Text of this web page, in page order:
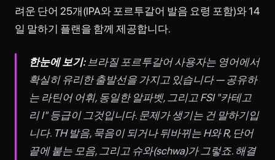
려운 단어 25개(IPA와 포르투갈어 발음 요령 포함)와 14
일 말하기 플랜을 함께 제공합니다.
한눈에 보기:브라질 포르투갈어 사용자는 영어에서
확실히 유리한 출발선을 가지고 있습니다 — 공유하
는 라틴어 어휘, 동일한 알파벳, 그리고 FSI "카테고
리 I" 등급이 그것입니다. 문제가 생기는 건 말하기입
니다. TH 발음, 묵음이 되거나 뒤바뀌는 H와 R, 단어
끝에 붙는 모음, 그리고 슈와(schwa)가 그렇죠. 해결